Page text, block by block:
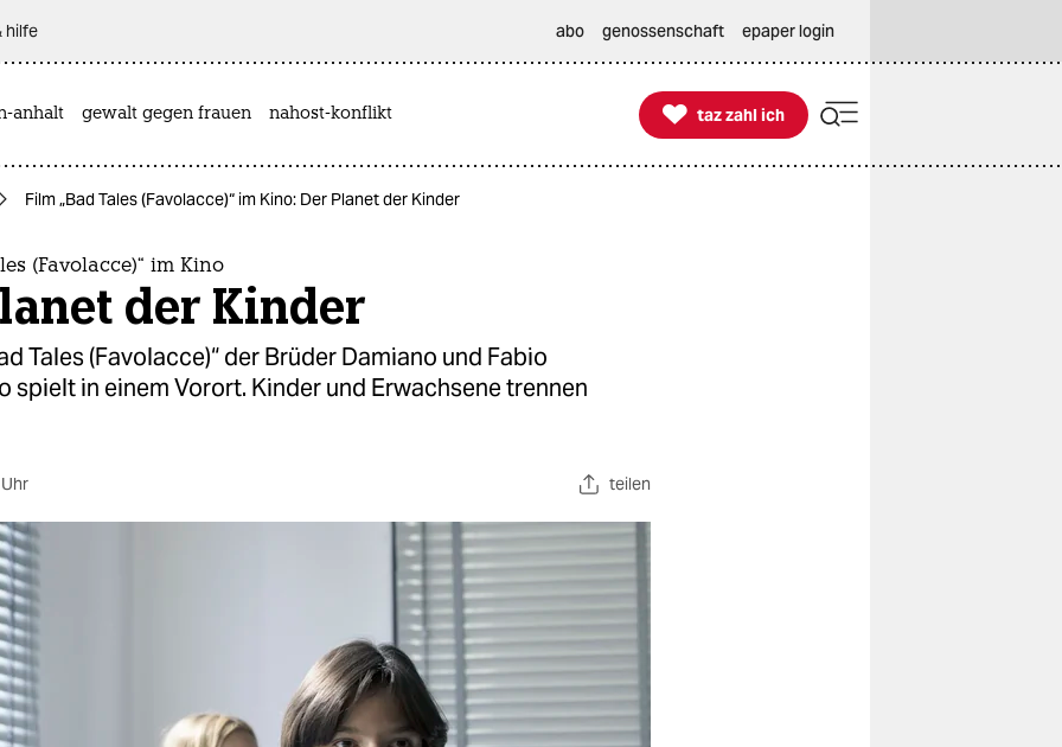
hilfe abo genossenschaft epaper login
anhalt gewalt gegen frauen nahost-konflikt 
taz zahl ich
taz zahl ich
Film „Bad Tales (Favolacce)“ im Kino: Der Planet der Kinder
(Favolacce)“ im Kino
der Kinder
Tales (Favolacce)“ der Brüder Damiano und Fabio
spielt in einem Vorort. Kinder und Erwachsene trennen
teilen